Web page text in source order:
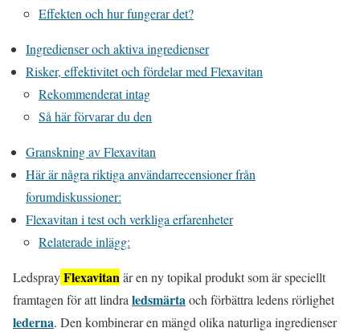
Effekten och hur fungerar det?
Ingredienser och aktiva ingredienser
Risker, effektivitet och fördelar med Flexavitan
Rekommenderat intag
Så här förvarar du den
Granskning av Flexavitan
Här är några riktiga användarrecensioner från
forumdiskussioner:
Flexavitan i test och verkliga erfarenheter
Relaterade inlägg:
LedsprayFlexavitanär en ny topikal produkt som är speciellt
framtagen för att lindra ledsmärtaoch förbättra ledens rörlighet
lederna. Den kombinerar en mängd olika naturliga ingredienser